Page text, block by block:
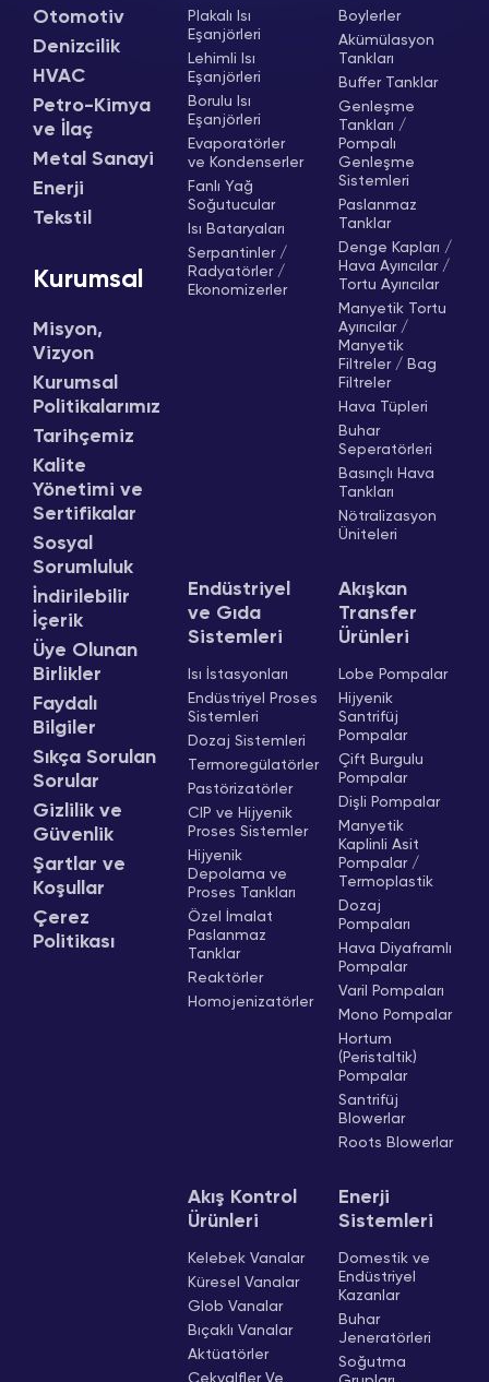
Otomotiv
Denizcilik
HVAC
Petro-Kimya
ve İlaç
Metal Sanayi
Enerji
Tekstil
Kurumsal
Misyon,
Vizyon
Kurumsal
Politikalarımız
Tarihçemiz
Kalite
Yönetimi ve
Sertifikalar
Sosyal
Sorumluluk
İndirilebilir
İçerik
Üye Olunan
Birlikler
Faydalı
Bilgiler
Sıkça Sorulan
Sorular
Gizlilik ve
Güvenlik
Şartlar ve
Koşullar
Çerez
Politikası
Plakalı Isı
Eşanjörleri
Lehimli Isı
Eşanjörleri
Borulu Isı
Eşanjörleri
Evaporatörler
ve Kondenserler
Fanlı Yağ
Soğutucular
Isı Bataryaları
Serpantinler /
Radyatörler /
Ekonomizerler
Boylerler
Akümülasyon
Tankları
Buffer Tanklar
Genleşme
Tankları /
Pompalı
Genleşme
Sistemleri
Paslanmaz
Tanklar
Denge Kapları /
Hava Ayırıcılar /
Tortu Ayırıcılar
Manyetik Tortu
Ayırıcılar /
Manyetik
Filtreler / Bag
Filtreler
Hava Tüpleri
Buhar
Seperatörleri
Basınçlı Hava
Tankları
Nötralizasyon
Üniteleri
Endüstriyel
ve Gıda
Sistemleri
Isı İstasyonları
Endüstriyel Proses
Sistemleri
Dozaj Sistemleri
Termoregülatörler
Pastörizatörler
CIP ve Hijyenik
Proses Sistemler
Hijyenik
Depolama ve
Proses Tankları
Özel İmalat
Paslanmaz
Tanklar
Reaktörler
Homojenizatörler
Akışkan
Transfer
Ürünleri
Lobe Pompalar
Hijyenik
Santrifüj
Pompalar
Çift Burgulu
Pompalar
Dişli Pompalar
Manyetik
Kaplinli Asit
Pompalar /
Termoplastik
Dozaj
Pompaları
Hava Diyaframlı
Pompalar
Varil Pompaları
Mono Pompalar
Hortum
(Peristaltik)
Pompalar
Santrifüj
Blowerlar
Roots Blowerlar
Akış Kontrol
Ürünleri
Kelebek Vanalar
Küresel Vanalar
Glob Vanalar
Bıçaklı Vanalar
Aktüatörler
Enerji
Sistemleri
Domestik ve
Endüstriyel
Kazanlar
Buhar
Jeneratörleri
Soğutma